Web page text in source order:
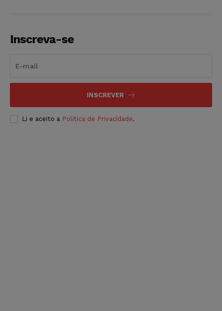
Inscreva-se
INSCREVER
Li e aceito a Política de Privacidade.